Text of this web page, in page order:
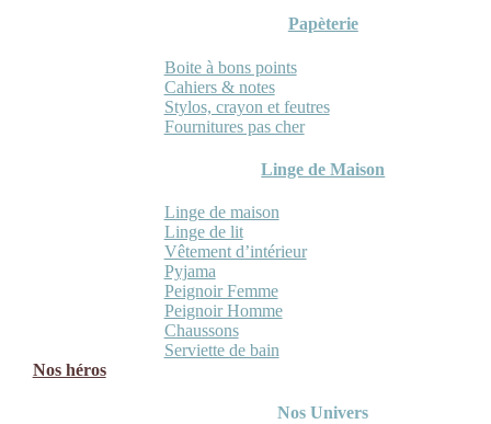
Papèterie
Boite à bons points
Cahiers & notes
Stylos, crayon et feutres
Fournitures pas cher
Linge de Maison
Linge de maison
Linge de lit
Vêtement d’intérieur
Pyjama
Peignoir Femme
Peignoir Homme
Chaussons
Serviette de bain
Nos héros
Nos Univers